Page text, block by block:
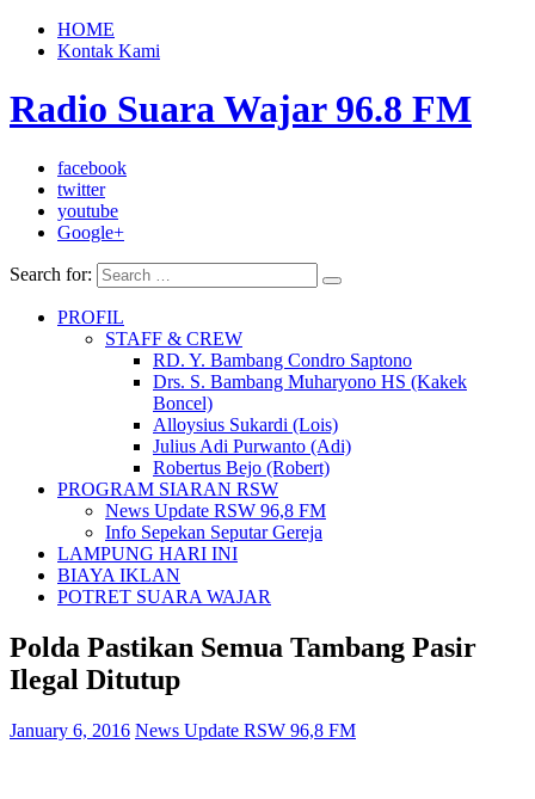
HOME
Kontak Kami
Radio Suara Wajar 96.8 FM
facebook
twitter
youtube
Google+
Search for:
PROFIL
STAFF & CREW
RD. Y. Bambang Condro Saptono
Drs. S. Bambang Muharyono HS (Kakek
Boncel)
Alloysius Sukardi (Lois)
Julius Adi Purwanto (Adi)
Robertus Bejo (Robert)
PROGRAM SIARAN RSW
News Update RSW 96,8 FM
Info Sepekan Seputar Gereja
LAMPUNG HARI INI
BIAYA IKLAN
POTRET SUARA WAJAR
Polda Pastikan Semua Tambang Pasir
Ilegal Ditutup
January 6, 2016 News Update RSW 96,8 FM